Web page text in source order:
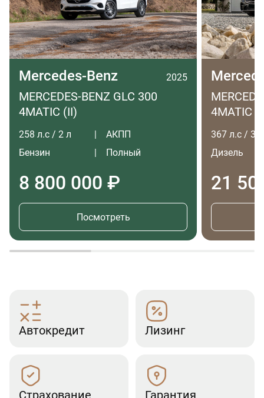
Mercedes-Benz 2025
MERCEDES-BENZ GLC 300
4MATIC (II)
258 л.с / 2 л
АКПП
Бензин
Полный
8 800 000 ₽
Посмотреть
4MATIC
367 л.с / 3 л
Дизель
21
Автокредит Лизинг